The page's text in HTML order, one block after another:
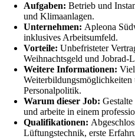
Aufgaben: Betrieb und
und Klimaanlagen.
Unternehmen: Apleona
inklusives Arbeitsumfeld.
Vorteile: Unbefristeter
Weihnachtsgeld und Jobrad-
Weitere Informationen:
Personalpolitik.
Warum dieser Job:
und arbeite in einem
Qualifikationen:
Lüftungstechnik, erste